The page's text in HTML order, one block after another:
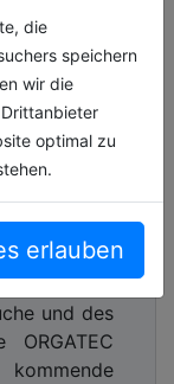
die
speichern
wir die
optimal zu
erlauben
breite
und des